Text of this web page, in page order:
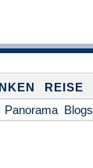
REISE
Panorama Blogs